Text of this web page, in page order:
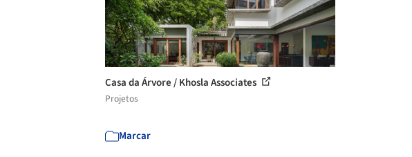
Casa da Árvore / Khosla Associates
Projetos
Marcar